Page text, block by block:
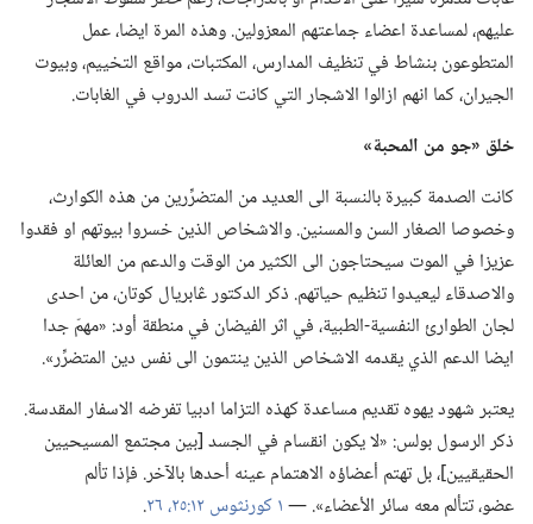
عليهم،‏ لمساعدة اعضاء جماعتهم المعزولين.‏ وهذه المرة ايضا،‏ عمل
المتطوعون بنشاط في تنظيف المدارس،‏ المكتبات،‏ مواقع التخييم،‏ وبيوت
الجيران،‏ كما انهم ازالوا الاشجار التي كانت تسد الدروب في الغابات.‏
خلق «جو من المحبة»‏
كانت الصدمة كبيرة بالنسبة الى العديد من المتضرِّرين من هذه الكوارث،‏
وخصوصا الصغار السن والمسنين.‏ والاشخاص الذين خسروا بيوتهم او فقدوا
عزيزا في الموت سيحتاجون الى الكثير من الوقت والدعم من العائلة
والاصدقاء ليعيدوا تنظيم حياتهم.‏ ذكر الدكتور ڠابريال كوتان،‏ من احدى
لجان الطوارئ النفسية-‏الطبية،‏ في اثر الفيضان في منطقة أود:‏ «مهمّ جدا
ايضا الدعم الذي يقدمه الاشخاص الذين ينتمون الى نفس دين المتضرِّر».‏
يعتبر شهود يهوه تقديم مساعدة كهذه التزاما ادبيا تفرضه الاسفار المقدسة.‏
ذكر الرسول بولس:‏ «لا يكون انقسام في الجسد [بين مجتمع المسيحيين
الحقيقيين]،‏ بل تهتم أعضاؤه الاهتمام عينه أحدها بالآخر.‏ فإذا تألم
عضو،‏ تتألم معه سائر الأعضاء».‏ —‏١ كورنثوس ١٢:‏٢٥،‏ ٢٦
‏.‏